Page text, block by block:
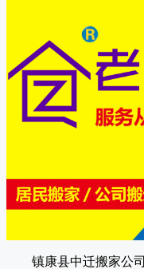
镇康县中迁搬家公司